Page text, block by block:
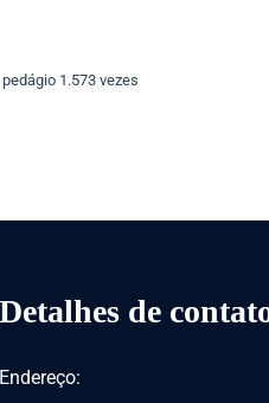
1.573 vezes
Detalhes de
Endereço: